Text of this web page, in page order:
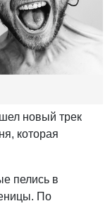
новый трек
которая
пелись в
По